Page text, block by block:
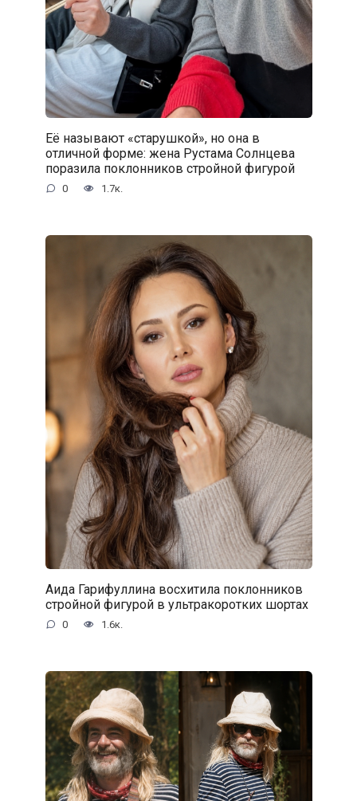
Её называют «старушкой», но она в
отличной форме: жена Рустама Солнцева
поразила поклонников стройной фигурой
0 1.7к.
Аида Гарифуллина восхитила поклонников
стройной фигурой в ультракоротких шортах
0 1.6к.